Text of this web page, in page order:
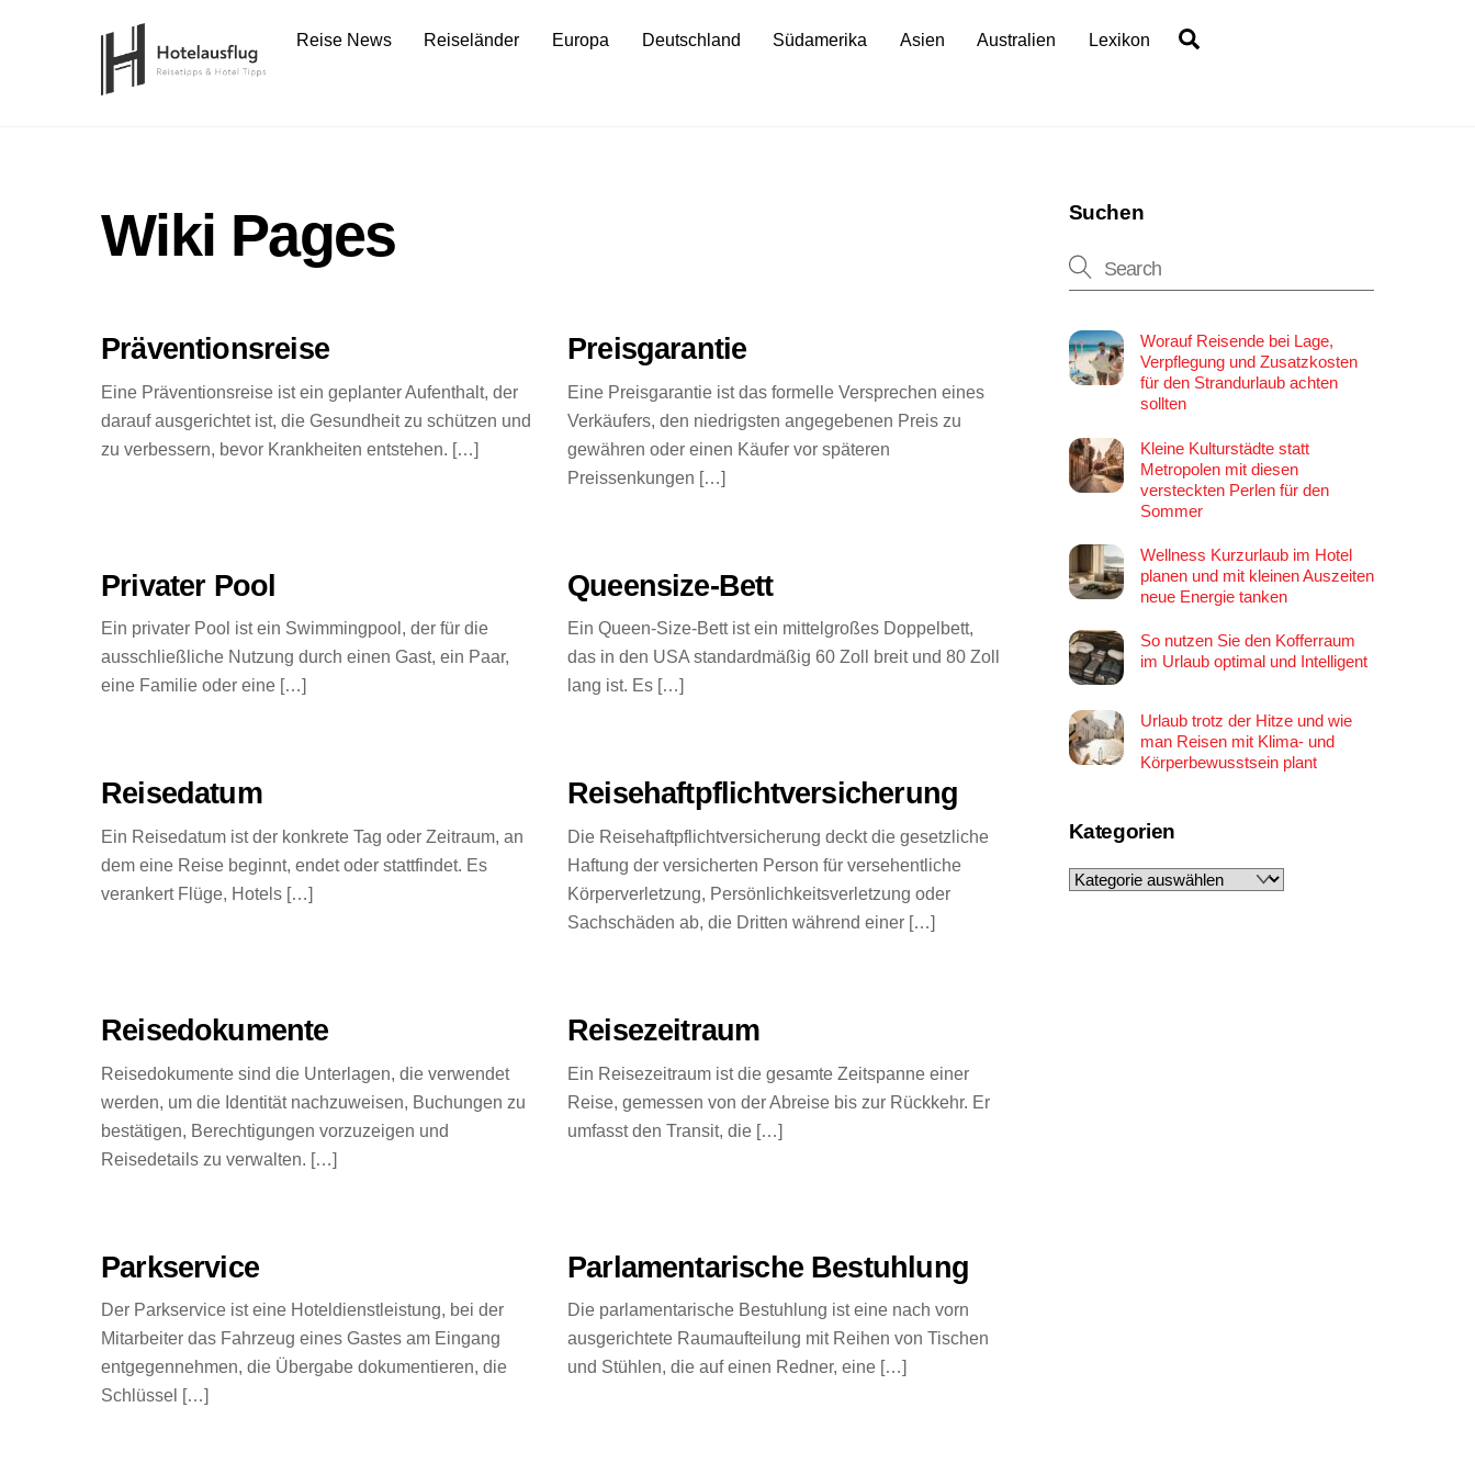
Reise News Reiseländer Europa Deutschland Südamerika Asien Australien Lexikon
Wiki Pages
Präventionsreise
Eine Präventionsreise ist ein geplanter Aufenthalt, der
darauf ausgerichtet ist, die Gesundheit zu schützen und
zu verbessern, bevor Krankheiten entstehen. […]
Preisgarantie
Eine Preisgarantie ist das formelle Versprechen eines
Verkäufers, den niedrigsten angegebenen Preis zu
gewähren oder einen Käufer vor späteren
Preissenkungen […]
Privater Pool
Ein privater Pool ist ein Swimmingpool, der für die
ausschließliche Nutzung durch einen Gast, ein Paar,
eine Familie oder eine […]
Queensize-Bett
Ein Queen-Size-Bett ist ein mittelgroßes Doppelbett,
das in den USA standardmäßig 60 Zoll breit und 80 Zoll
lang ist. Es […]
Reisedatum
Ein Reisedatum ist der konkrete Tag oder Zeitraum, an
dem eine Reise beginnt, endet oder stattfindet. Es
verankert Flüge, Hotels […]
Reisehaftpflichtversicherung
Die Reisehaftpflichtversicherung deckt die gesetzliche
Haftung der versicherten Person für versehentliche
Körperverletzung, Persönlichkeitsverletzung oder
Sachschäden ab, die Dritten während einer […]
Reisedokumente
Reisedokumente sind die Unterlagen, die verwendet
werden, um die Identität nachzuweisen, Buchungen zu
bestätigen, Berechtigungen vorzuzeigen und
Reisedetails zu verwalten. […]
Reisezeitraum
Ein Reisezeitraum ist die gesamte Zeitspanne einer
Reise, gemessen von der Abreise bis zur Rückkehr. Er
umfasst den Transit, die […]
Parkservice
Der Parkservice ist eine Hoteldienstleistung, bei der
Mitarbeiter das Fahrzeug eines Gastes am Eingang
entgegennehmen, die Übergabe dokumentieren, die
Schlüssel […]
Parlamentarische Bestuhlung
Die parlamentarische Bestuhlung ist eine nach vorn
ausgerichtete Raumaufteilung mit Reihen von Tischen
und Stühlen, die auf einen Redner, eine […]
Suchen
Worauf Reisende bei Lage,
Verpflegung und Zusatzkosten
für den Strandurlaub achten
sollten
Kleine Kulturstädte statt
Metropolen mit diesen
versteckten Perlen für den
Sommer
Wellness Kurzurlaub im Hotel
planen und mit kleinen Auszeiten
neue Energie tanken
So nutzen Sie den Kofferraum
im Urlaub optimal und Intelligent
Urlaub trotz der Hitze und wie
man Reisen mit Klima- und
Körperbewusstsein plant
Kategorien
Kategorien